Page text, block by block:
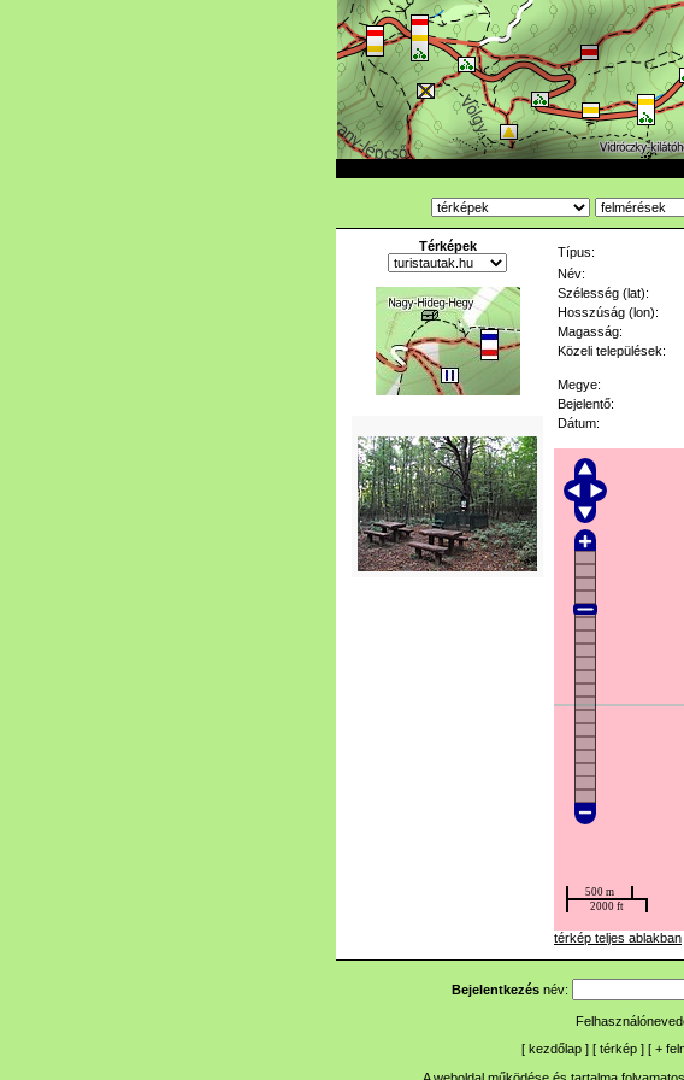
Térképek Típus:
Név:
Szélesség (lat):
Hosszúság (lon):
Magasság:
Közeli települések:
Megye:
Bejelentő:
Dátum:
térkép teljes ablakban
Bejelentkezés név:
[ kezdőlap ] [ térkép ] [ +